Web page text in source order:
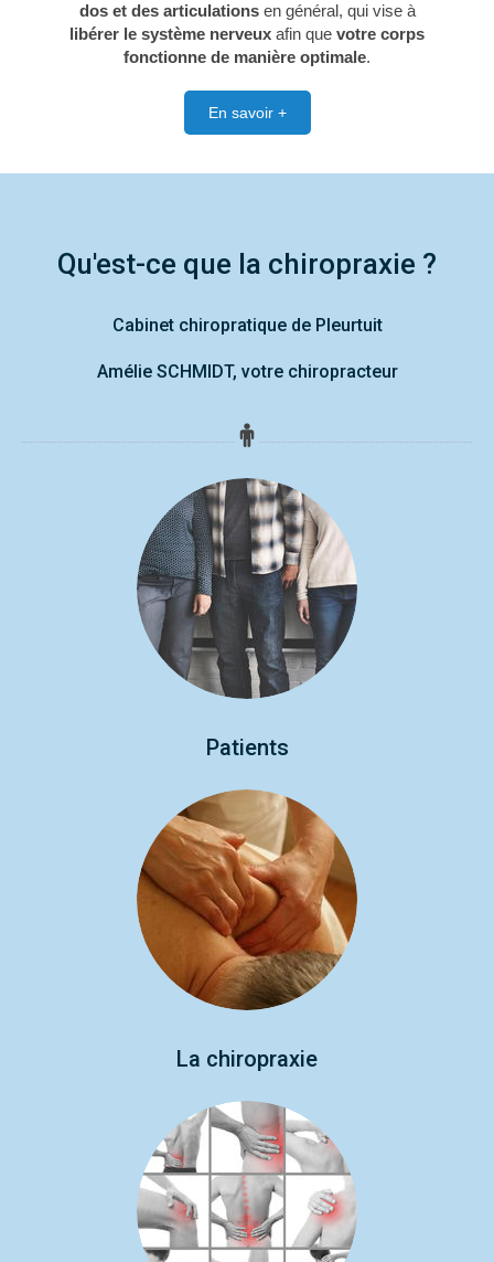
dos et des articulationsen général, qui vise à
libérer le système nerveux afin que votre corps
fonctionne de manière optimale.
En savoir +
Qu'est-ce que la chiropraxie ?
Cabinet chiropratique de Pleurtuit
Amélie SCHMIDT, votre chiropracteur
Patients
La chiropraxie